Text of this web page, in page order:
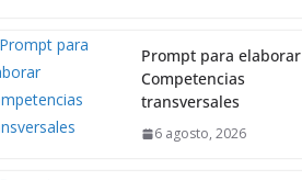
Prompt para elaborar
Competencias
transversales
6 agosto, 2026